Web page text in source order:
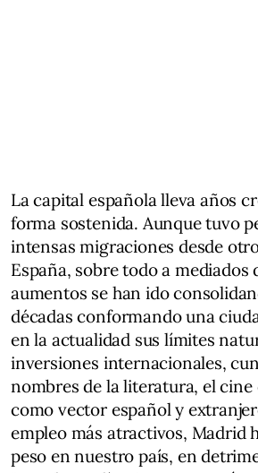
La capital española lleva años
forma sostenida. Aunque tuvo
intensas migraciones desde
España, sobre todo a mediados
aumentos se han ido
décadas conformando una
en la actualidad sus límites
inversiones internacionales,
nombres de la literatura, el cine
como vector español y
empleo más atractivos, Madrid
peso en nuestro país, en